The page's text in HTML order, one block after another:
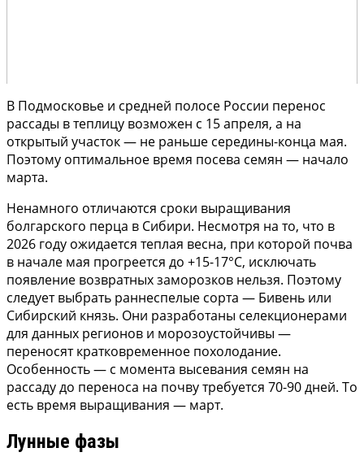
В Подмосковье и средней полосе России перенос
рассады в теплицу возможен с 15 апреля, а на
открытый участок — не раньше середины-конца мая.
Поэтому оптимальное время посева семян — начало
марта.
Ненамного отличаются сроки выращивания
болгарского перца в Сибири. Несмотря на то, что в
2026 году ожидается теплая весна, при которой почва
в начале мая прогреется до +15-17°C, исключать
появление возвратных заморозков нельзя. Поэтому
следует выбрать раннеспелые сорта — Бивень или
Сибирский князь. Они разработаны селекционерами
для данных регионов и морозоустойчивы —
переносят кратковременное похолодание.
Особенность — с момента высевания семян на
рассаду до переноса на почву требуется 70-90 дней. То
есть время выращивания — март.
Лунные фазы